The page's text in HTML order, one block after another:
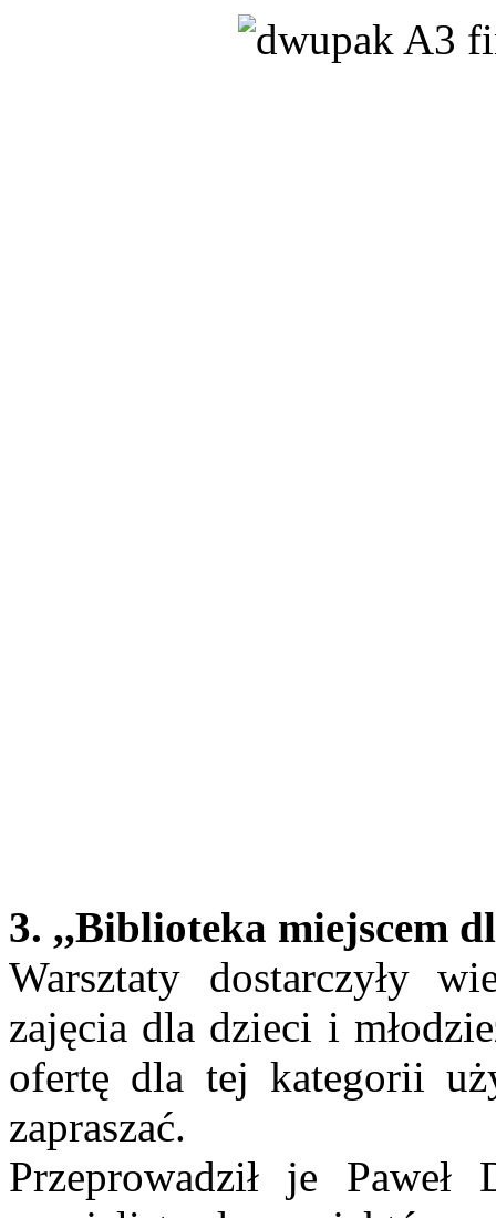
3. ,,Biblioteka miejscem
Warsztaty dostarczyły
zajęcia dla dzieci i
ofertę dla tej kategorii
zapraszać.
Przeprowadził je